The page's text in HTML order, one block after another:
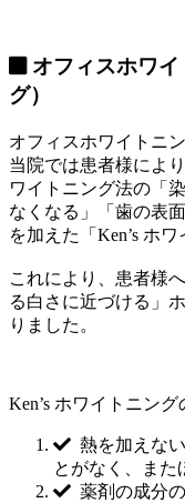
オフィスホワイ
グ）
オフィスホワイトニ
当院では患者様によ
ワイトニング法の 「
なくなる」「歯の表
を加えた「Ken’s ホワ
これにより、患者様
る白さに近づける」
りました。
Ken’s ホワイトニング
熱を加えな
とがなく、また
薬剤の成分